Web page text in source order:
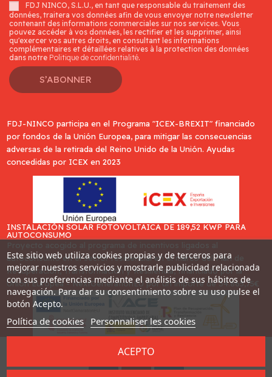
FDJ NINCO, S.L.U., en tant que responsable du traitement des
données, traitera vos données afin de vous envoyer notre newsletter
contenant des informations commerciales sur nos services. Vous
pouvez accéder à vos données, les rectifier et les supprimer, ainsi
qu'exercer vos autres droits, en consultant les informations
complémentaires et détaillées relatives à la protection des données
dans notre Politique de confidentialité.
S’ABONNER
FDJ-NINCO participa en el Programa "ICEX-BREXIT" financiado
por fondos de la Unión Europea, para mitigar las consecuencias
adversas de la retirada del Reino Unido de la Unión. Ayudas
concedidas por ICEX en 2023
INSTALACIÓN SOLAR FOTOVOLTAICA DE 189,52 KWP PARA
AUTOCONSUMO
autoconsumo en el sector residencial en el marco del Plan de
Recuperación, Transformación y Resiliencia, financiado por la
Unión Europea - NextGenerationEU por un importe de 34.865,75€
Desarrollado por
Este sitio web utiliza cookies propias y de terceros para
mejorar nuestros servicios y mostrarle publicidad relacionada
con sus preferencias mediante el análisis de sus hábitos de
navegación. Para dar su consentimiento sobre su uso pulse el
botón Acepto.
Política de cookies Personnaliser les cookies
ACEPTO